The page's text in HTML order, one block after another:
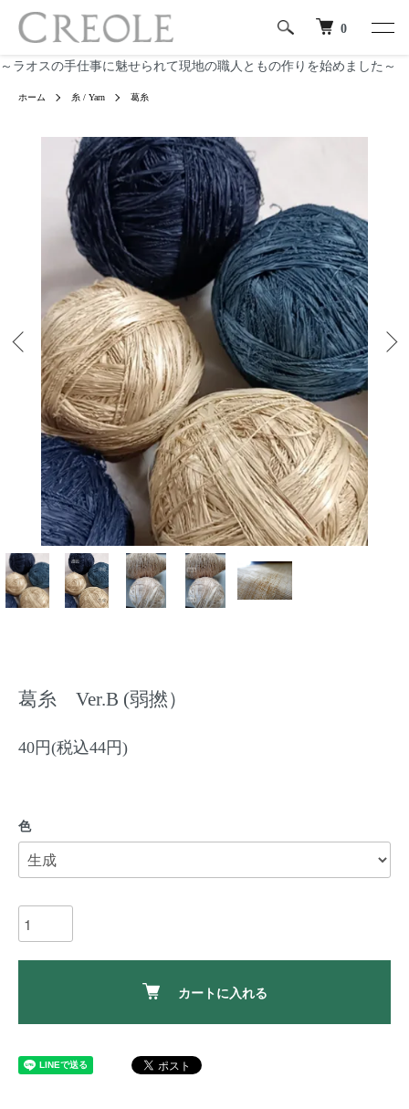
～ラオスの手仕事に魅せられて現地の職人ともの作りを始めました～
0
ホーム 糸 / Yarn 葛糸
葛糸 Ver.B (弱撚）
40円(税込44円)
色
カートに入れる